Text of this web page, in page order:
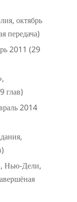
октябрь
передача)
2011 (29
глав)
2014
Нью-Дели,